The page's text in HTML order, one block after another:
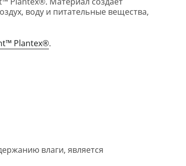
воду и питательные вещества,
Plantex®.
влаги, является